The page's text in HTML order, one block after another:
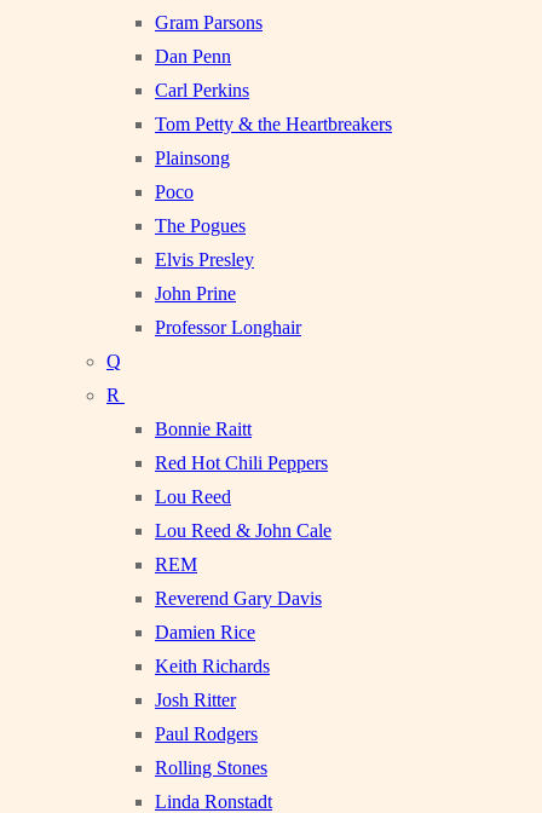
Gram Parsons
Dan Penn
Carl Perkins
Tom Petty & the Heartbreakers
Plainsong
Poco
The Pogues
Elvis Presley
John Prine
Professor Longhair
Q
R
Bonnie Raitt
Red Hot Chili Peppers
Lou Reed
Lou Reed & John Cale
REM
Reverend Gary Davis
Damien Rice
Keith Richards
Josh Ritter
Paul Rodgers
Rolling Stones
Linda Ronstadt